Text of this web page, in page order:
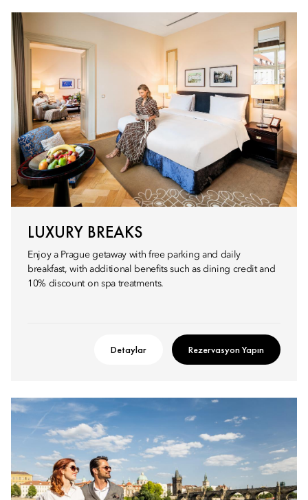
LUXURY BREAKS
Enjoy a Prague getaway with free parking and daily
breakfast, with additional benefits such as dining credit and
10% discount on spa treatments.
Detaylar Rezervasyon Yapın